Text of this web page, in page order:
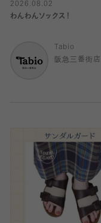
2026.08.02
わんわんソックス！
Tabio
阪急三番街店